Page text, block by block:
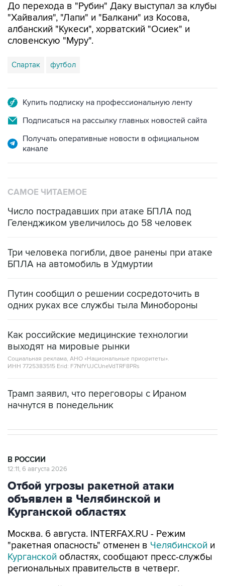
До перехода в "Рубин" Даку выступал за клубы
"Хайвалия", "Лапи" и "Балкани" из Косова,
албанский "Кукеси", хорватский "Осиек" и
словенскую "Муру".
Спартак футбол
Купить подписку на профессиональную ленту
Подписаться на рассылку главных новостей сайта
Получать оперативные новости в официальном
канале
САМОЕ ЧИТАЕМОЕ
Число пострадавших при атаке БПЛА под
Геленджиком увеличилось до 58 человек
Три человека погибли, двое ранены при атаке
БПЛА на автомобиль в Удмуртии
Путин сообщил о решении сосредоточить в
одних руках все службы тыла Минобороны
Как российские медицинские технологии
выходят на мировые рынки
Социальная реклама, АНО «Национальные приоритеты».
ИНН 7725383515 Erid: F7NfYUJCUneVdTRF8PRs
Трамп заявил, что переговоры с Ираном
начнутся в понедельник
В РОССИИ
12:11, 6 августа 2026
Отбой угрозы ракетной атаки
объявлен в Челябинской и
Курганской областях
Москва. 6 августа. INTERFAX.RU - Режим
"ракетная опасность" отменен в Челябинской и
Курганской областях, сообщают пресс-службы
региональных правительств в четверг.